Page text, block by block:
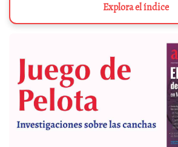
Explora el índice